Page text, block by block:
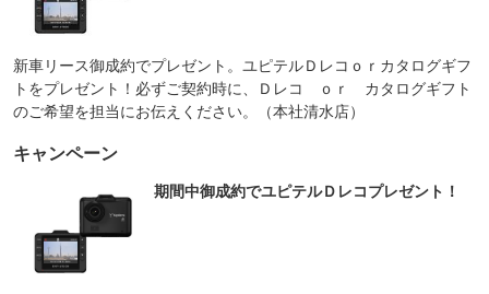
新車リース御成約でプレゼント。ユピテルＤレコｏｒカタログギフ
トをプレゼント！必ずご契約時に、Ｄレコ ｏｒ カタログギフト
のご希望を担当にお伝えください。（本社清水店）
キャンペーン
期間中御成約でユピテルＤレコプレゼント！